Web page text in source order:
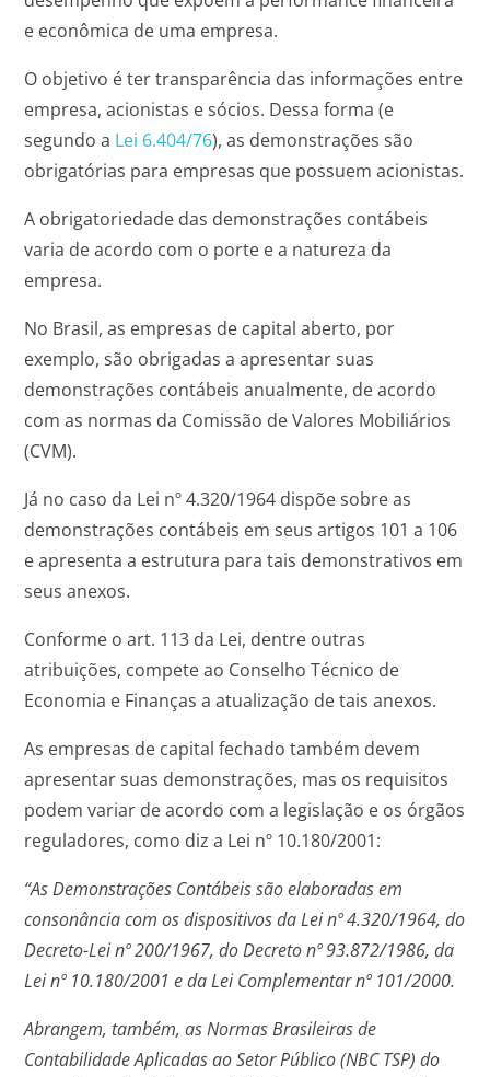
e econômica de uma empresa.
O objetivo é ter transparência das informações entre
empresa, acionistas e sócios. Dessa forma (e
segundo a Lei 6.404/76), as demonstrações são
obrigatórias para empresas que possuem acionistas.
A obrigatoriedade das demonstrações contábeis
varia de acordo com o porte e a natureza da
empresa.
No Brasil, as empresas de capital aberto, por
exemplo, são obrigadas a apresentar suas
demonstrações contábeis anualmente, de acordo
com as normas da Comissão de Valores Mobiliários
(CVM).
Já no caso da Lei nº 4.320/1964 dispõe sobre as
demonstrações contábeis em seus artigos 101 a 106
e apresenta a estrutura para tais demonstrativos em
seus anexos.
Conforme o art. 113 da Lei, dentre outras
atribuições, compete ao Conselho Técnico de
Economia e Finanças a atualização de tais anexos.
As empresas de capital fechado também devem
apresentar suas demonstrações, mas os requisitos
podem variar de acordo com a legislação e os órgãos
reguladores, como diz a Lei nº 10.180/2001:
“As Demonstrações Contábeis são elaboradas em
consonância com os dispositivos da Lei nº 4.320/1964, do
Decreto-Lei nº 200/1967, do Decreto nº 93.872/1986, da
Lei nº 10.180/2001 e da Lei Complementar nº 101/2000.
Abrangem, também, as Normas Brasileiras de
Contabilidade Aplicadas ao Setor Público (NBC TSP) do